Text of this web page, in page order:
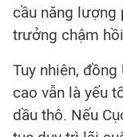
cầu năng lượng
trưởng chậm
Tuy nhiên,
cao vẫn là yếu
dầu thô. Nếu